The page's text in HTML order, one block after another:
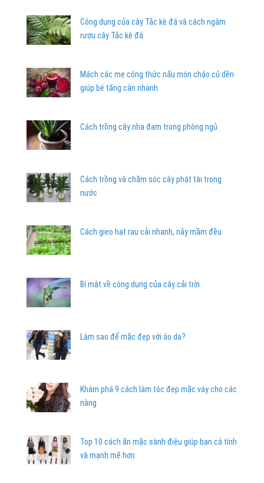
Công dụng của cây Tắc kè đá và cách ngâm
rượu cây Tắc kè đá
Mách các mẹ công thức nấu món cháo củ dền
giúp bé tăng cân nhanh
Cách trồng cây nha đam trong phòng ngủ
Cách trồng và chăm sóc cây phát tài trong
nước
Cách gieo hạt rau cải nhanh, nảy mầm đều
Bí mật về công dụng của cây cải trời
Làm sao để mặc đẹp với áo da?
Khám phá 9 cách làm tóc đẹp mặc váy cho các
nàng
Top 10 cách ăn mặc sành điệu giúp bạn cá tính
và mạnh mẽ hơn